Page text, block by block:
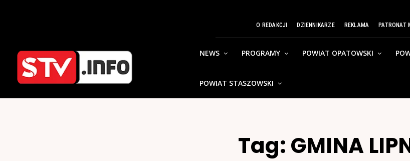
O REDAKCJI DZIENNIKARZE REKLAMA PATRONAT
NEWS PROGRAMY POWIAT OPATOWSKI
POWIAT STASZOWSKI
Tag: GMINA